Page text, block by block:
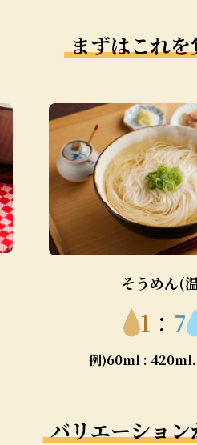
まずはこれ
そうめん(
1 ： 7
例)60ml :
バリエーショ